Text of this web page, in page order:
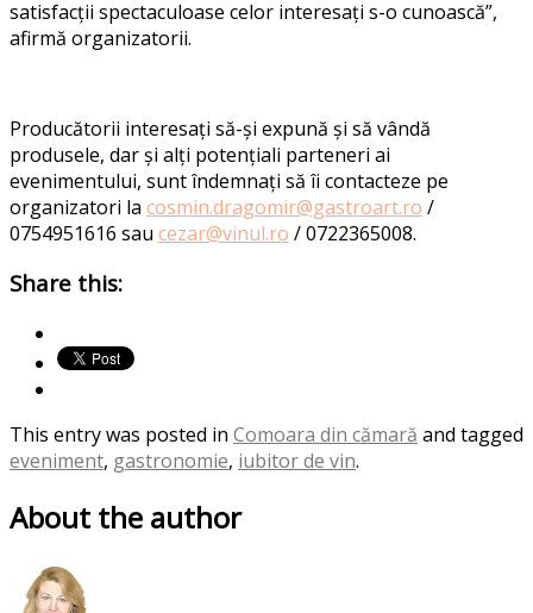
satisfacții spectaculoase celor interesați s-o cunoască”,
afirmă organizatorii.
Producătorii interesați să-și expună și să vândă
produsele, dar și alți potențiali parteneri ai
evenimentului, sunt îndemnați să îi contacteze pe
organizatori la cosmin.dragomir@gastroart.ro /
0754951616 sau cezar@vinul.ro / 0722365008.
Share this:
This entry was posted in Comoara din cămară and tagged
eveniment, gastronomie, iubitor de vin.
About the author